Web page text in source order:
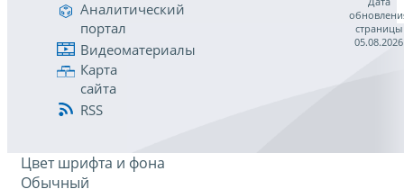
Аналитический
портал
Видеоматериалы
Карта
сайта
RSS
страницы
05.08.2026
Цвет шрифта и фона
Обычный